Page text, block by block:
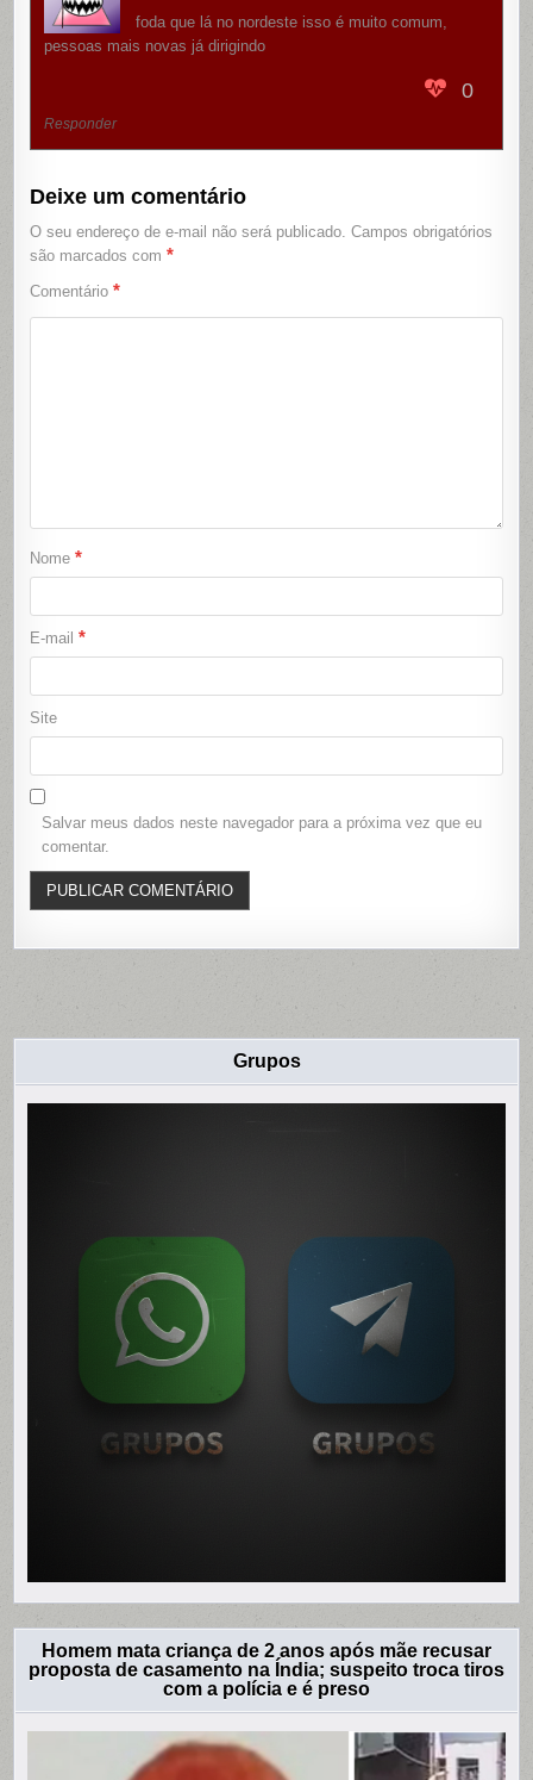
foda que lá no nordeste isso é muito comum,
pessoas mais novas já dirigindo
0
Responder
Deixe um comentário
O seu endereço de e-mail não será publicado. Campos obrigatórios
são marcados com*
Comentário*
Nome*
E-mail*
Site
Salvar meus dados neste navegador para a próxima vez que eu
comentar.
Grupos
Homem mata criança de 2 anos após mãe recusar
proposta de casamento na Índia; suspeito troca tiros
com a polícia e é preso